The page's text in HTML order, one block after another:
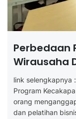
Perbedaan
Wirausaha
link selengkapnya
Program
orang
dan pelatihan